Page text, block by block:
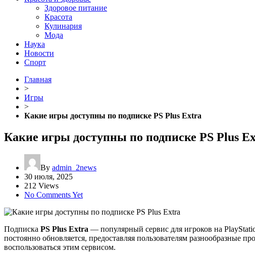
Здоровое питание
Красота
Кулинария
Мода
Наука
Новости
Спорт
Главная
>
Игры
>
Какие игры доступны по подписке PS Plus Extra
Какие игры доступны по подписке PS Plus
By admin_2news
30 июля, 2025
212 Views
No Comments Yet
Подписка PS Plus Extra — популярный сервис для игроков на
постоянно обновляется, предоставляя пользователям разнообразные
воспользоваться этим сервисом.